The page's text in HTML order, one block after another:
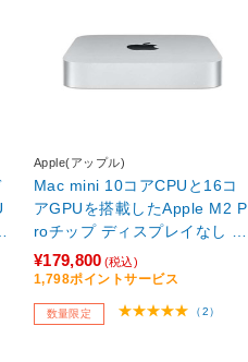
Apple(アップル)
Mac mini 10コアCPUと16コ
アGPUを搭載したApple M2 P
roチップ ディスプレイなし メ
モリ：16GB ストレージ：512
GB SSD MNH73J/A 【sof00
1】
¥179,800 (税込)
1,798ポイントサービス
数量限定 （2）